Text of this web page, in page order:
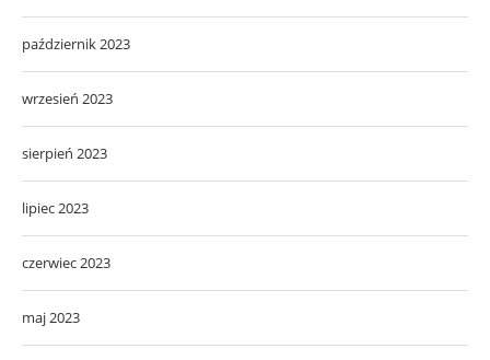
październik 2023
wrzesień 2023
sierpień 2023
lipiec 2023
czerwiec 2023
maj 2023